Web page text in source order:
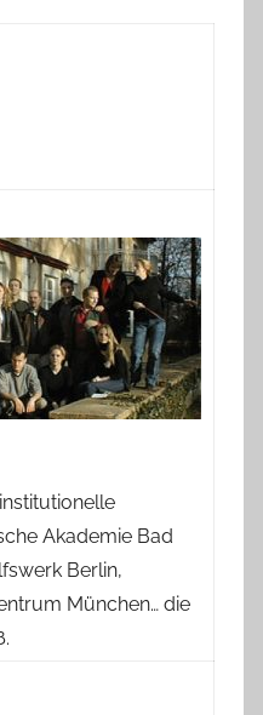
Akademie Bad
Berlin,
München… die